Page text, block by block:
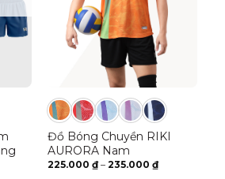
Đồ Bóng Chuyền RIKI
AURORA Nam
225.000 ₫ – 235.000 ₫Khoảng
giá: